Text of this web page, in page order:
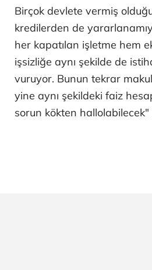
Birçok devlete vermiş
kredilerden de
her kapatılan işletme hem
işsizliğe aynı şekilde de
vuruyor. Bunun tekrar
yine aynı şekildeki faiz
sorun kökten hallolabilecek"